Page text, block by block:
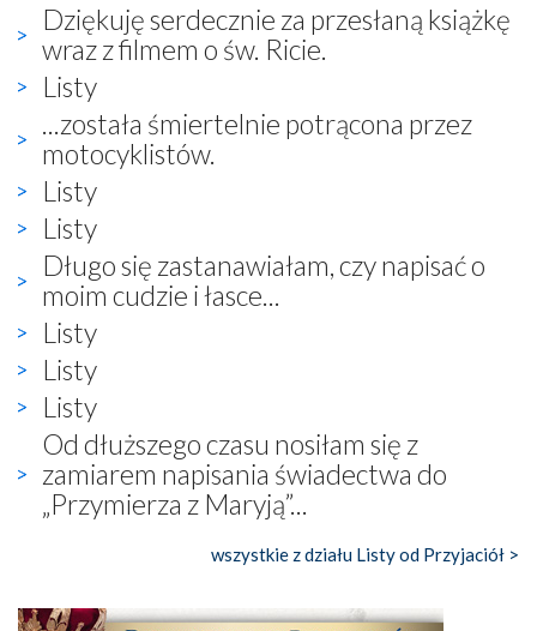
Dziękuję serdecznie za przesłaną książkę
wraz z filmem o św. Ricie.
Listy
...została śmiertelnie potrącona przez
motocyklistów.
Listy
Listy
Długo się zastanawiałam, czy napisać o
moim cudzie i łasce...
Listy
Listy
Listy
Od dłuższego czasu nosiłam się z
zamiarem napisania świadectwa do
„Przymierza z Maryją”...
wszystkie z działu Listy od Przyjaciół >